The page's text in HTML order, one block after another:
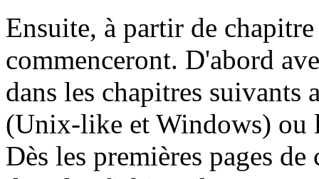
Ensuite, à partir de chapitre
commenceront. D'abord
dans les chapitres
(Unix-like et Windows) ou
Dès les premières pages